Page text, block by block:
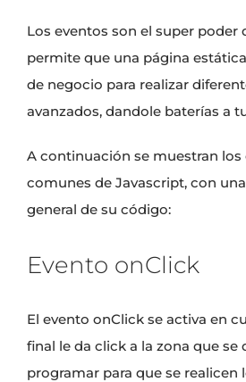
Los eventos son el super poder
permite que una página
de negocio para realizar
avanzados, dandole baterías a
A continuación se muestran los
comunes de Javascript, con
general de su código:
Evento onClick
El evento onClick se activa en
final le da click a la zona que se
programar para que se realicen